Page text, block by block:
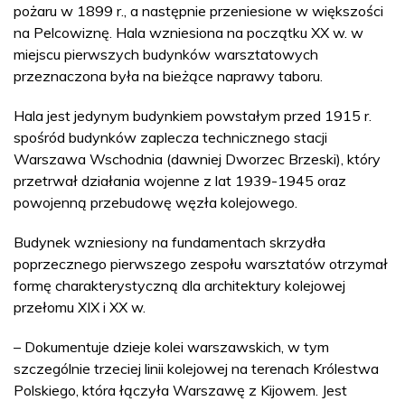
pożaru w 1899 r., a następnie przeniesione w większości
na Pelcowiznę. Hala wzniesiona na początku XX w. w
miejscu pierwszych budynków warsztatowych
przeznaczona była na bieżące naprawy taboru.
Hala jest jedynym budynkiem powstałym przed 1915 r.
spośród budynków zaplecza technicznego stacji
Warszawa Wschodnia (dawniej Dworzec Brzeski), który
przetrwał działania wojenne z lat 1939-1945 oraz
powojenną przebudowę węzła kolejowego.
Budynek wzniesiony na fundamentach skrzydła
poprzecznego pierwszego zespołu warsztatów otrzymał
formę charakterystyczną dla architektury kolejowej
przełomu XIX i XX w.
– Dokumentuje dzieje kolei warszawskich, w tym
szczególnie trzeciej linii kolejowej na terenach Królestwa
Polskiego, która łączyła Warszawę z Kijowem. Jest